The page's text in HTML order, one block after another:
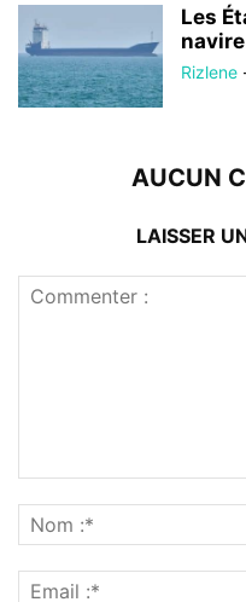
Les
Rizlene
AUCUN
LAISSER